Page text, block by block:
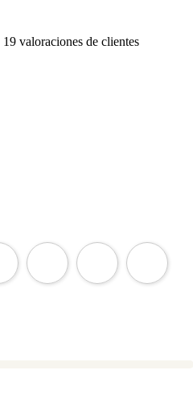
19 valoraciones de clientes